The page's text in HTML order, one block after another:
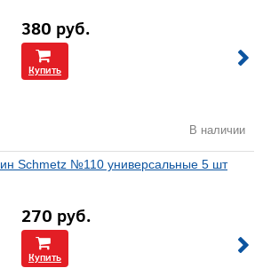
380 руб.
Купить
В наличии
Schmetz №110 универсальные 5 шт
270 руб.
Купить